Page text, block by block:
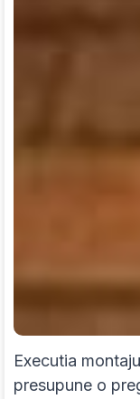
Executia
presupune o